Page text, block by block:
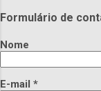
Formulário de
Nome
E-mail *